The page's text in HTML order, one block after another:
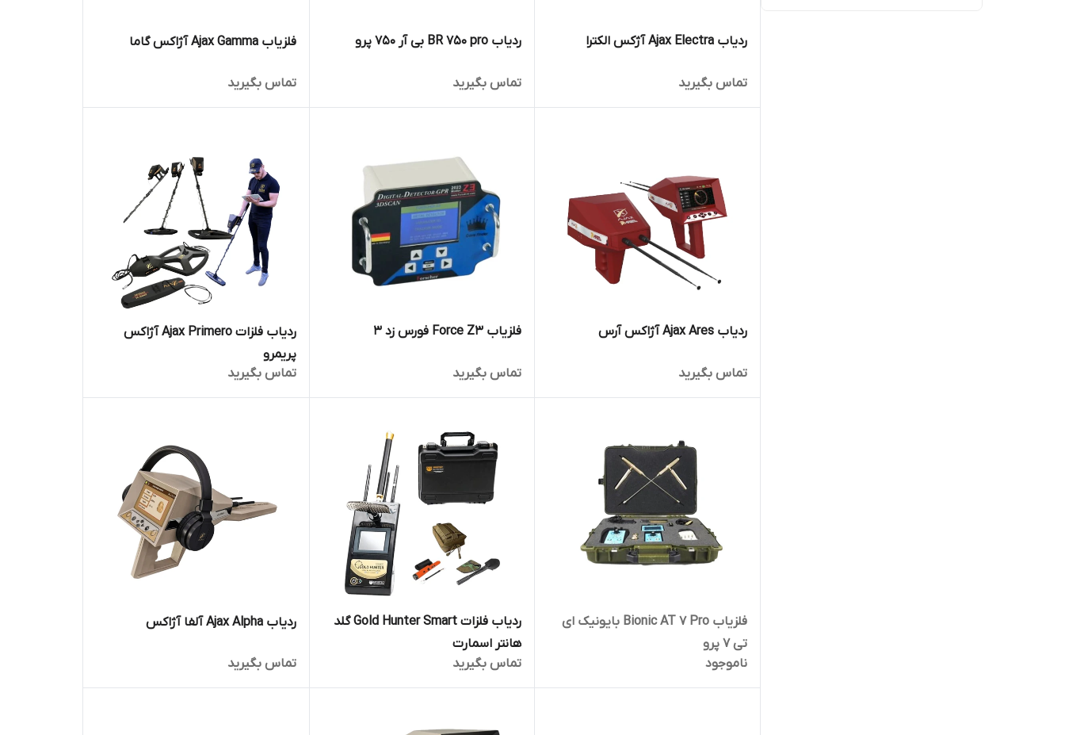
ردیاب Ajax Electra آژکس الکترا
تماس بگیرید
ردیاب BR 750 pro بی آر 750 پرو
تماس بگیرید
فلزیاب Ajax Gamma آژاکس گاما
تماس بگیرید
ردیاب Ajax Ares آژاکس آرس
تماس بگیرید
فلزیاب Force Z3 فورس زد ۳
تماس بگیرید
ردیاب فلزات Ajax Primero آژاکس
پریمرو
تماس بگیرید
فلزیاب Bionic AT 7 Pro بایونیک ای
تی 7 پرو
ناموجود
ردیاب فلزات Gold Hunter Smart گلد
هانتر اسمارت
تماس بگیرید
ردیاب Ajax Alpha آلفا آژاکس
تماس بگیرید